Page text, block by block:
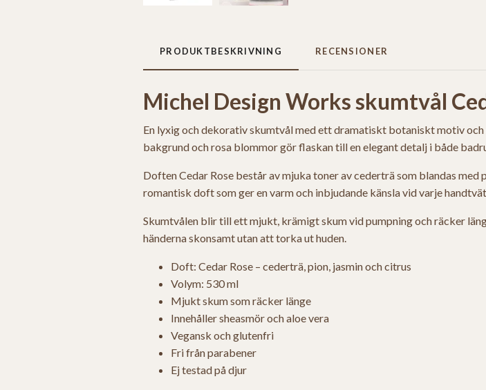
PRODUKTBESKRIVNING RECENSIONER
Michel Design Works skumtvål
En lyxig och dekorativ skumtvål med ett dramatiskt botaniskt motiv
bakgrund och rosa blommor gör flaskan till en elegant detalj i både
Doften Cedar Rose består av mjuka toner av cederträ som blandas med
romantisk doft som ger en varm och inbjudande känsla vid varje
Skumtvålen blir till ett mjukt, krämigt skum vid pumpning och räcker
händerna skonsamt utan att torka ut huden.
Doft: Cedar Rose – cederträ, pion, jasmin och citrus
Volym: 530 ml
Mjukt skum som räcker länge
Innehåller sheasmör och aloe vera
Vegansk och glutenfri
Fri från parabener
Ej testad på djur